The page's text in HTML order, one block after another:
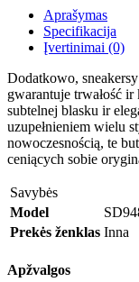
Aprašymas
Specifikacija
Įvertinimai (0)
Dodatkowo,
gwarantuje trwałość
subtelnej blasku ir
uzupełnieniem wielu
nowoczesnością, te
ceniących sobie
Savybės
Model
Prekės ženklas Inna
Apžvalgos